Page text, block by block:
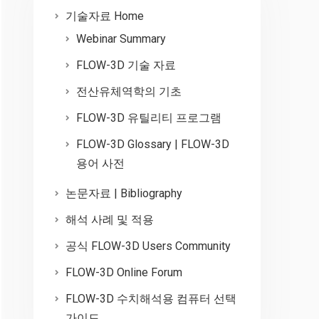
기술자료 Home
Webinar Summary
FLOW-3D 기술 자료
전산유체역학의 기초
FLOW-3D 유틸리티 프로그램
FLOW-3D Glossary | FLOW-3D
용어 사전
논문자료 | Bibliography
해석 사례 및 적용
공식 FLOW-3D Users Community
FLOW-3D Online Forum
FLOW-3D 수치해석용 컴퓨터 선택